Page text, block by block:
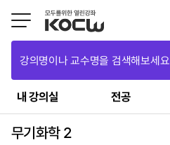
강의명이나 교수명을 검색해보세요
내 강의실 전공
무기화학 2